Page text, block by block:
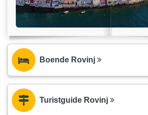
Boende Rovinj
Turistguide Rovinj